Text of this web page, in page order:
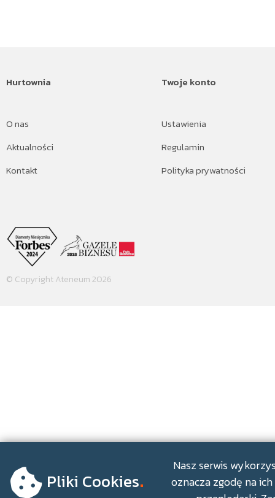
Hurtownia
O nas
Aktualności
Kontakt
Twoje konto
Ustawienia
Regulamin
Polityka prywatności
© Copyright Ateneum 2026
Pliki Cookies.
Nasz serwis
oznacza zgodę na